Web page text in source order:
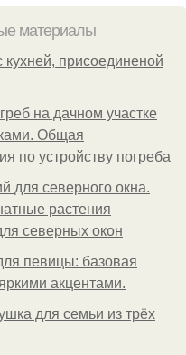
материалы
кухней, присоединеной
на дачном участке
Общая
по устройству погреба
для северного окна.
растения
северных окон
певицы: базовая
акцентами.
для семьи из трёх